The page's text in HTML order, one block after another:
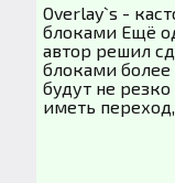
Overlay`s -
блоками Ещё
автор решил
блоками
будут не
иметь переход,